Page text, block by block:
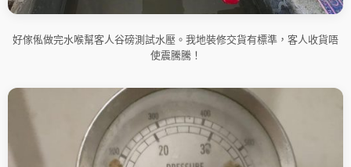
好傢俬做完水喉幫客人谷磅測試水壓。我地裝修交貨有標準，客人收貨唔
使震騰騰！